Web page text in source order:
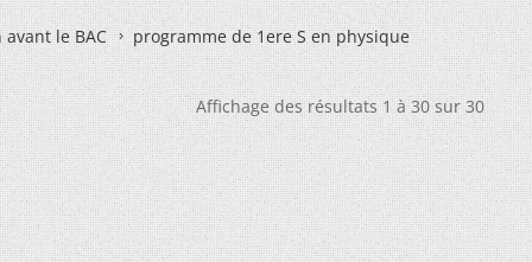
le BAC programme de 1ere S en physique
Affichage des résultats 1 à 30 sur 30